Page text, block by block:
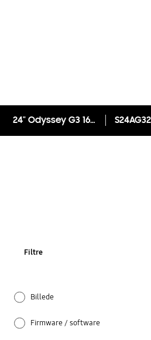
24" Odyssey G3 165Hz Gaming Monitor
Filtre
Billede
Firmware / software